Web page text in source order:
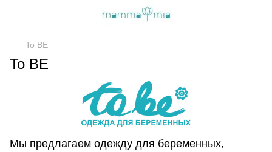
To BE
To BE
Мы предлагаем одежду для беременных,